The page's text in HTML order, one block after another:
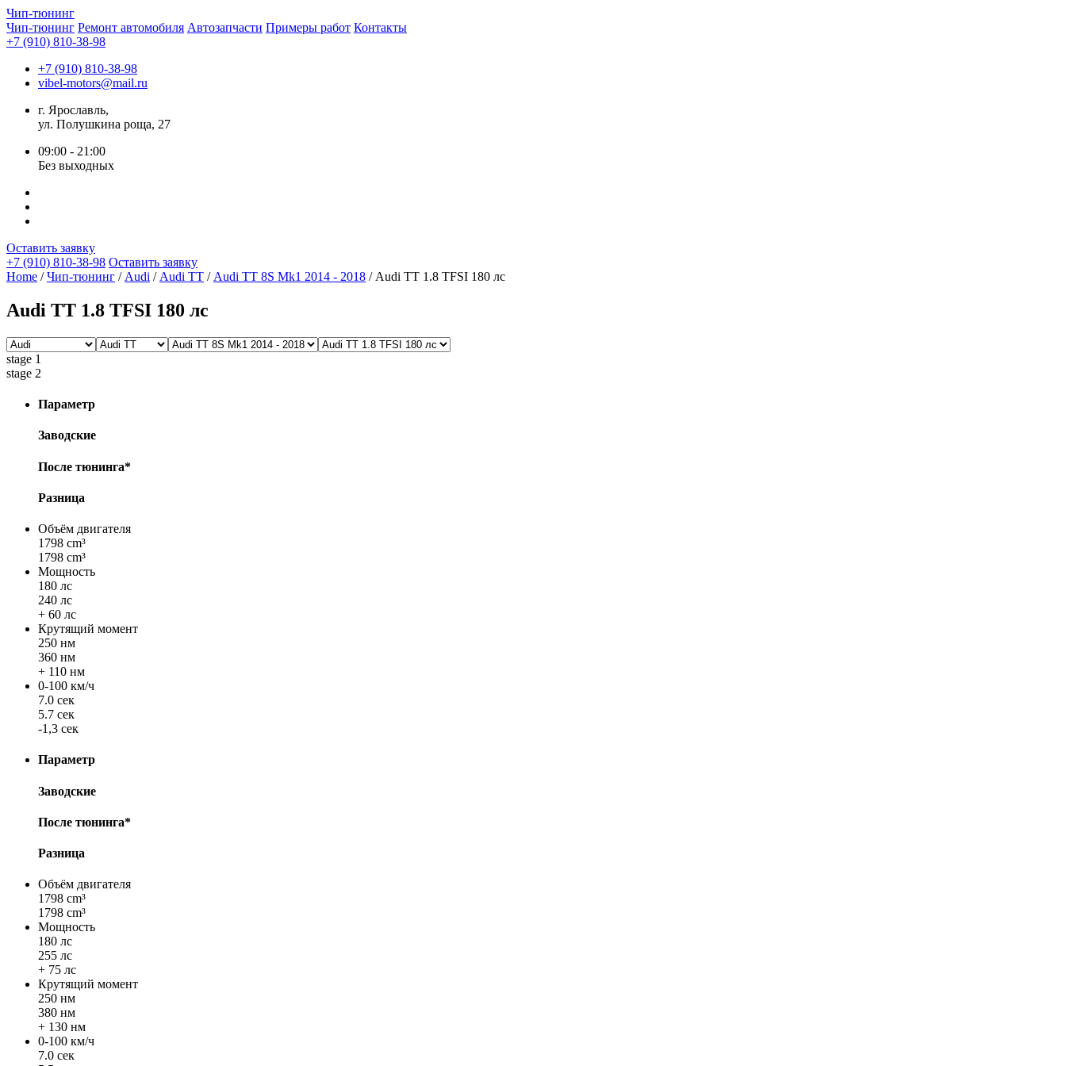
Чип-тюнинг
Чип-тюнинг Ремонт автомобиля Автозапчасти Примеры работ Контакты
+7 (910) 810-38-98
+7 (910) 810-38-98
vibel-motors@mail.ru
г. Ярославль,
ул. Полушкина роща, 27
09:00 - 21:00
Без выходных
Оставить заявку
+7 (910) 810-38-98 Оставить заявку
Home /Чип-тюнинг / Audi / Audi TT / Audi TT 8S Mk1 2014 - 2018 / Audi TT 1.8 TFSI 180 лс
Audi TT 1.8 TFSI 180 лс
stage 1
stage 2
Параметр
Заводские
После тюнинга*
Разница
Объём двигателя
1798 cm³
1798 cm³
Мощность
180 лс
240 лс
+ 60 лс
Крутящий момент
250 нм
360 нм
+ 110 нм
0-100 км/ч
7.0 сек
5.7 сек
-1,3 сек
Параметр
Заводские
После тюнинга*
Разница
Объём двигателя
1798 cm³
1798 cm³
Мощность
180 лс
255 лс
+ 75 лс
Крутящий момент
250 нм
380 нм
+ 130 нм
0-100 км/ч
7.0 сек